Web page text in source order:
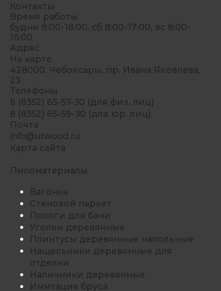
Контакты
Время работы
будни 8:00-18:00, сб 8:00-17:00, вс 8:00-
15:00
Адрес
На карте
428000, Чебоксары, пр. Ивана Яковлева,
23
Телефоны
8 (8352) 65-57-30 (для физ. лиц)
8 (8352) 65-59-30 (для юр. лиц)
Почта
info@utwood.ru
Карта сайта
Пиломатериалы
Вагонка
Стеновой паркет
Пологи для бани
Уголки деревянные
Плинтусы деревянные напольные
Нащельники деревянные для
отделки
Наличники деревянные
Имитация бруса